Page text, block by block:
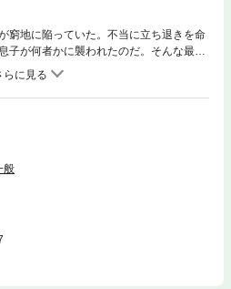
窮地に陥っていた。不当に立ち退きを命
子が何者かに襲われたのだ。そんな最
る。“算盤侍”唐木市兵衛である。つぶさ
出を狙う豪商と鳴瀬藩の陰謀と看破す
とは？ 新ヒーローの活躍に時代小説界
ー・シリーズ、興奮の第２弾！
般